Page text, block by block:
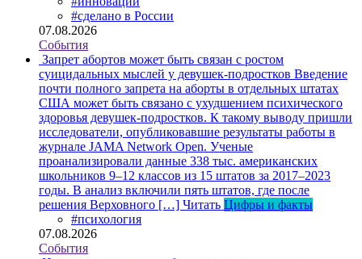
#сделано в России
07.08.2026
События
Запрет абортов может быть связан с ростом
суицидальных мыслей у девушек-подростков Введение
почти полного запрета на аборты в отдельных штатах
США может быть связано с ухудшением психического
здоровья девушек-подростков. К такому выводу пришли
исследователи, опубликовавшие результаты работы в
журнале JAMA Network Open. Ученые
проанализировали данные 338 тыс. американских
школьников 9–12 классов из 15 штатов за 2017–2023
годы. В анализ включили пять штатов, где после
решения Верховного […] Читать Цифры и факты
#психология
07.08.2026
События